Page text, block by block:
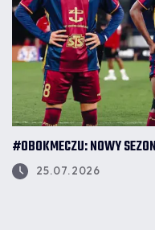
#OBOKMECZU: NOWY
25.07.2026